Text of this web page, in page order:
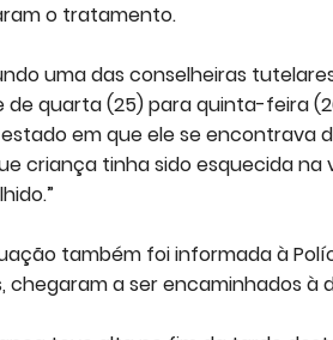
o tratamento.
uma das conselheiras
de quarta (25) para quinta-feira
em que ele se encontrava
criança tinha sido esquecida na
também foi informada à
chegaram a ser encaminhados à